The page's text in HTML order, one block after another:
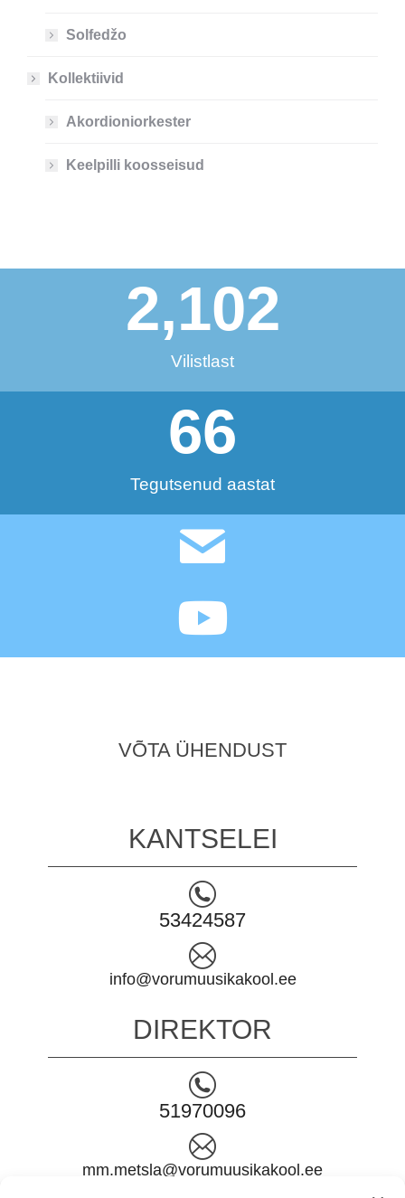
Solfedžo
Kollektiivid
Akordioniorkester
Keelpilli koosseisud
Vilistlast
2,102
Tegutsenud aastat
66
VÕTA ÜHENDUST
KANTSELEI
53424587
info@vorumuusikakool.ee
DIREKTOR
51970096
mm.metsla@vorumuusikakool.ee